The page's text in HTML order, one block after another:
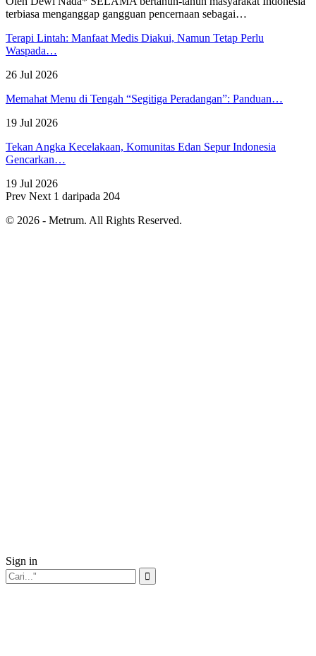
terbiasa menganggap gangguan pencernaan sebagai…
Terapi Lintah: Manfaat Medis Diakui, Namun Tetap Perlu
Waspada…
26 Jul 2026
Memahat Menu di Tengah “Segitiga Peradangan”: Panduan…
19 Jul 2026
Tekan Angka Kecelakaan, Komunitas Edan Sepur Indonesia
Gencarkan…
19 Jul 2026
Prev Next 1 daripada 204
© 2026 - Metrum. All Rights Reserved.
Sign in